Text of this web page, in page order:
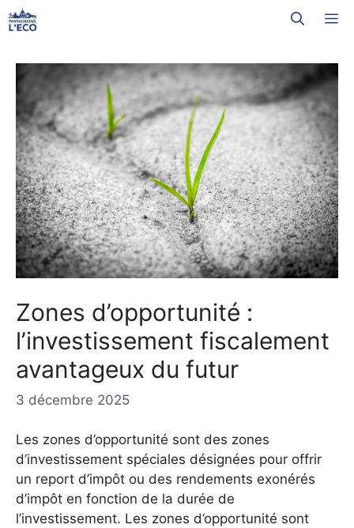
Aller
au
Zones d’opportunité :
l’investissement fiscalement
avantageux du futur
3 décembre 2025
Les zones d’opportunité sont des zones
d’investissement spéciales désignées pour offrir
un report d’impôt ou des rendements exonérés
d’impôt en fonction de la durée de
l’investissement. Les zones d’opportunité sont